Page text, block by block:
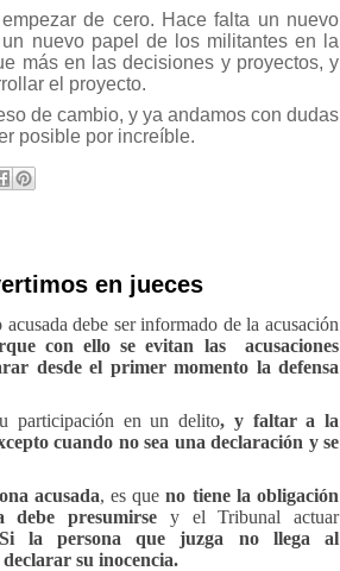
de cero. Hace falta un nuevo
nuevo papel de los militantes en la
más en las decisiones y proyectos, y
el proyecto.
de cambio, y ya andamos con dudas
posible por increíble.
en jueces
debe ser informado de la acusación
con ello se evitan las
acusaciones
desde el primer momento la defensa
participación en un delito, y faltar a la
cuando no sea una declaración y se
acusada, es queno tiene la obligación
debe presumirse
y el Tribunal actuar
Si la persona que juzga no llega al
su inocencia.